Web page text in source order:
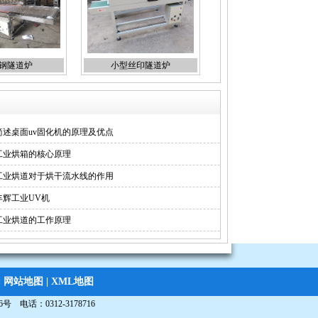
隧道炉 小型丝印隧道炉
述桌面uv固化机的原理及优点
业烘箱的核心原理
业烘道对于烘干流水线的作用
辉工业UV机
业烘道的工作原理
网站地图 XML地图
电话：0312-3178716